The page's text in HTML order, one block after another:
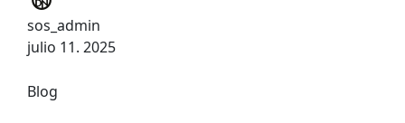
sos_admin
julio 11. 2025
Blog